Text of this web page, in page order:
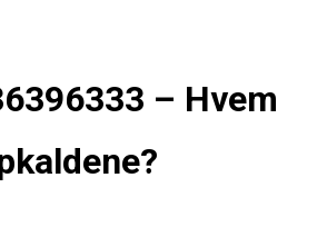
– Hvem